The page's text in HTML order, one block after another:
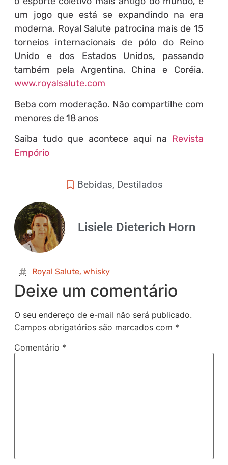
um jogo que está se expandindo na era
moderna. Royal Salute patrocina mais de 15
torneios internacionais de pólo do Reino
Unido e dos Estados Unidos, passando
também pela Argentina, China e Coréia.
www.royalsalute.com
Beba com moderação. Não compartilhe com
menores de 18 anos
Saiba tudo que acontece aqui na Revista
Empório
Bebidas, Destilados
Lisiele Dieterich Horn
Royal Salute, whisky
Deixe um comentário
O seu endereço de e-mail não será publicado.
Campos obrigatórios são marcados com *
Comentário *